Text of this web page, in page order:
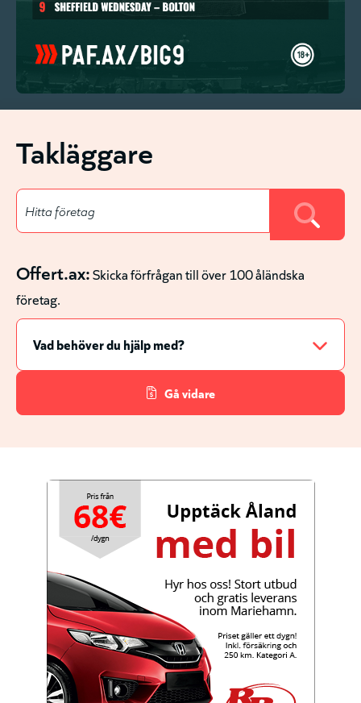
Takläggare
Offert.ax:Skicka förfrågan till över 100 åländska
företag.
Gå vidare